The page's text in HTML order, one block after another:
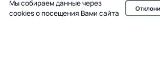
Родители временно исчезли из
Мы собираем данные через
cookies о посещения Вами сайта